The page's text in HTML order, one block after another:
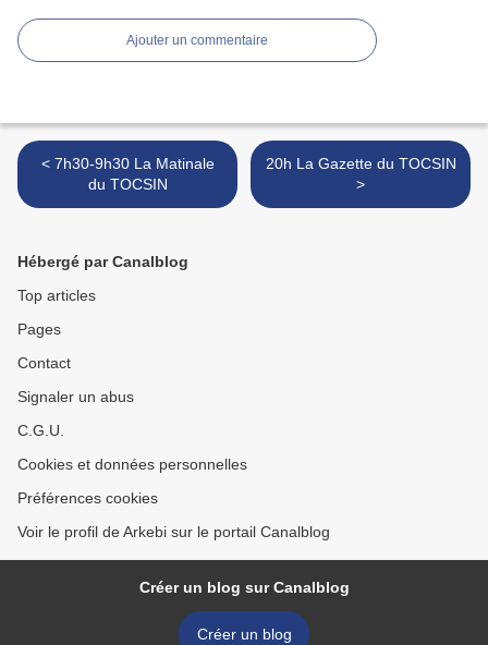
Ajouter un commentaire
< 7h30-9h30 La Matinale
du TOCSIN
20h La Gazette du TOCSIN
>
Hébergé par Canalblog
Top articles
Pages
Contact
Signaler un abus
C.G.U.
Cookies et données personnelles
Préférences cookies
Voir le profil de Arkebi sur le portail Canalblog
Créer un blog sur Canalblog
Créer un blog